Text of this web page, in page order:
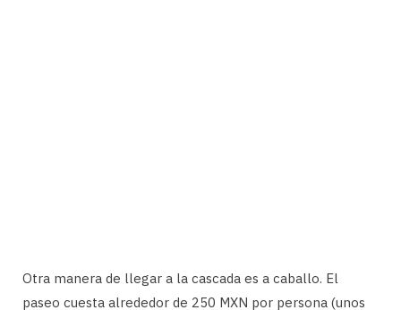
Otra manera de llegar a la cascada es a caballo. El
paseo cuesta alrededor de 250 MXN por persona (unos